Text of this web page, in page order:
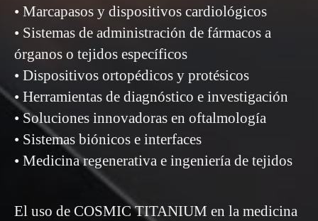
• Marcapasos y dispositivos cardiológicos
• Sistemas de administración de fármacos a
órganos o tejidos específicos
• Dispositivos ortopédicos y protésicos
• Herramientas de diagnóstico e investigación
• Soluciones innovadoras en oftalmología
• Sistemas biónicos e interfaces
• Medicina regenerativa e ingeniería de tejidos
El uso de COSMIC TITANIUM en la medicina